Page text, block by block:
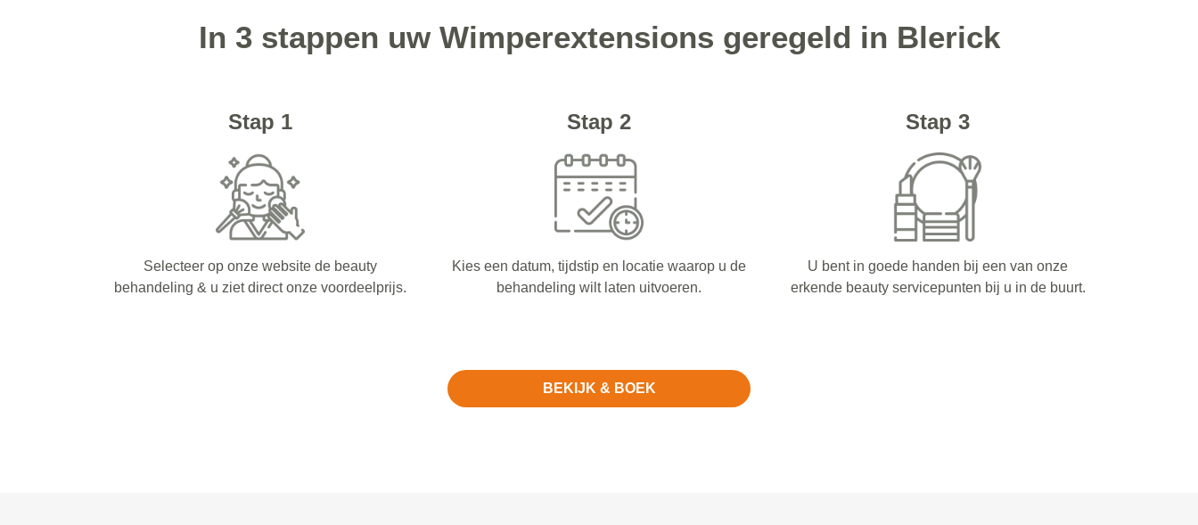
In 3 stappen uw Wimperextensions geregeld in Blerick
Stap 1
Selecteer op onze website de beauty
behandeling & u ziet direct onze voordeelprijs.
Stap 2
Kies een datum, tijdstip en locatie waarop u de
behandeling wilt laten uitvoeren.
Stap 3
U bent in goede handen bij een van onze
erkende beauty servicepunten bij u in de buurt.
BEKIJK & BOEK